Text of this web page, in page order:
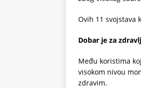
Ovih 11 svojstava
Dobar je za
Među koristima
visokom nivou
zdravim.